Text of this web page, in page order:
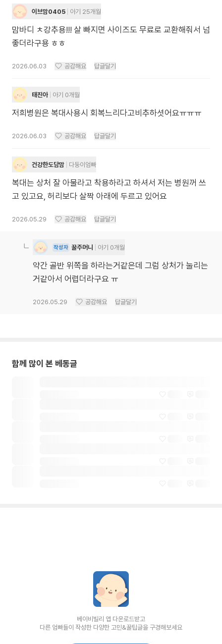
이브맘0405 아기 25개월
맘바디 ㅊ강추용!!! 살 빠지면 사이즈도 무료로 교환해줘서 넘
좋더라구용 ㅎㅎ
2026.06.03 공감해요 답글달기
태진아 아기 0개월
저희병원은 복대사용시 회복느리다고비추하셧어요ㅠㅠㅠ
2026.06.03 공감해요 답글달기
건강한도담맘 다둥이엄빠
복대는 상처 잘 아물라고 착용하라고 하셔서 저는 병원꺼 쓰
고 있고요, 허리보다 살짝 아래에 두르고 있어요
2026.05.29 공감해요 답글달기
작성자 꿀주머니 아기 0개월
약간 골반 위쪽을 하라는거같은데 그럼 상처가 눌리는
거같아서 어렵더라구요 ㅠ
2026.05.29 공감해요 답글달기
함께 많이 본 베동글
베이비빌리 앱 다운로드받고
다른 엄빠들이 작성한 다양한 고민&꿀팁글을 구경해보세요